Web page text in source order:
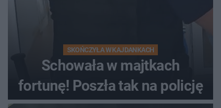
SKOŃCZYŁA W KAJDANKACH
Schowała w majtkach
fortunę! Poszła tak na policję